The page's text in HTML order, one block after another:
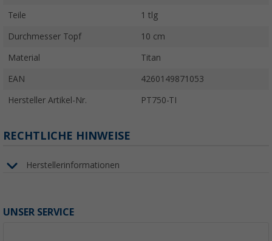
Teile 1 tlg
Durchmesser Topf 10 cm
Material Titan
EAN 4260149871053
Hersteller Artikel-Nr. PT750-TI
RECHTLICHE HINWEISE
Herstellerinformationen
UNSER SERVICE